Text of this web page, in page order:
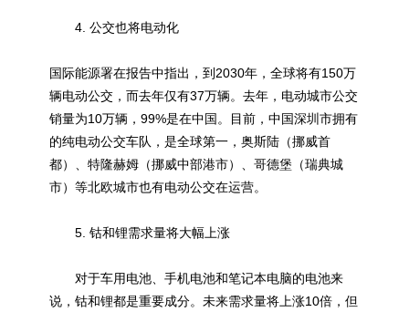
4. 公交也将电动化
国际能源署在报告中指出，到2030年，全球将有150万
辆电动公交，而去年仅有37万辆。去年，电动城市公交
销量为10万辆，99%是在中国。目前，中国深圳市拥有
的纯电动公交车队，是全球第一，奥斯陆（挪威首
都）、特隆赫姆（挪威中部港市）、哥德堡（瑞典城
市）等北欧城市也有电动公交在运营。
5. 钴和锂需求量将大幅上涨
对于车用电池、手机电池和笔记本电脑的电池来
说，钴和锂都是重要成分。未来需求量将上涨10倍，但